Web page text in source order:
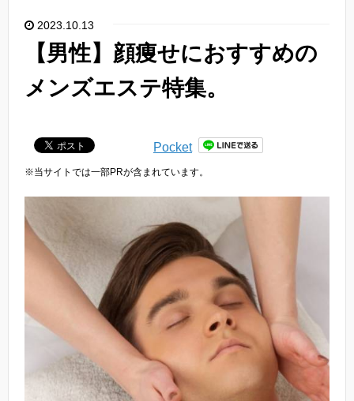
2023.10.13
【男性】顔痩せにおすすめの
メンズエステ特集。
Pocket
※当サイトでは一部PRが含まれています。